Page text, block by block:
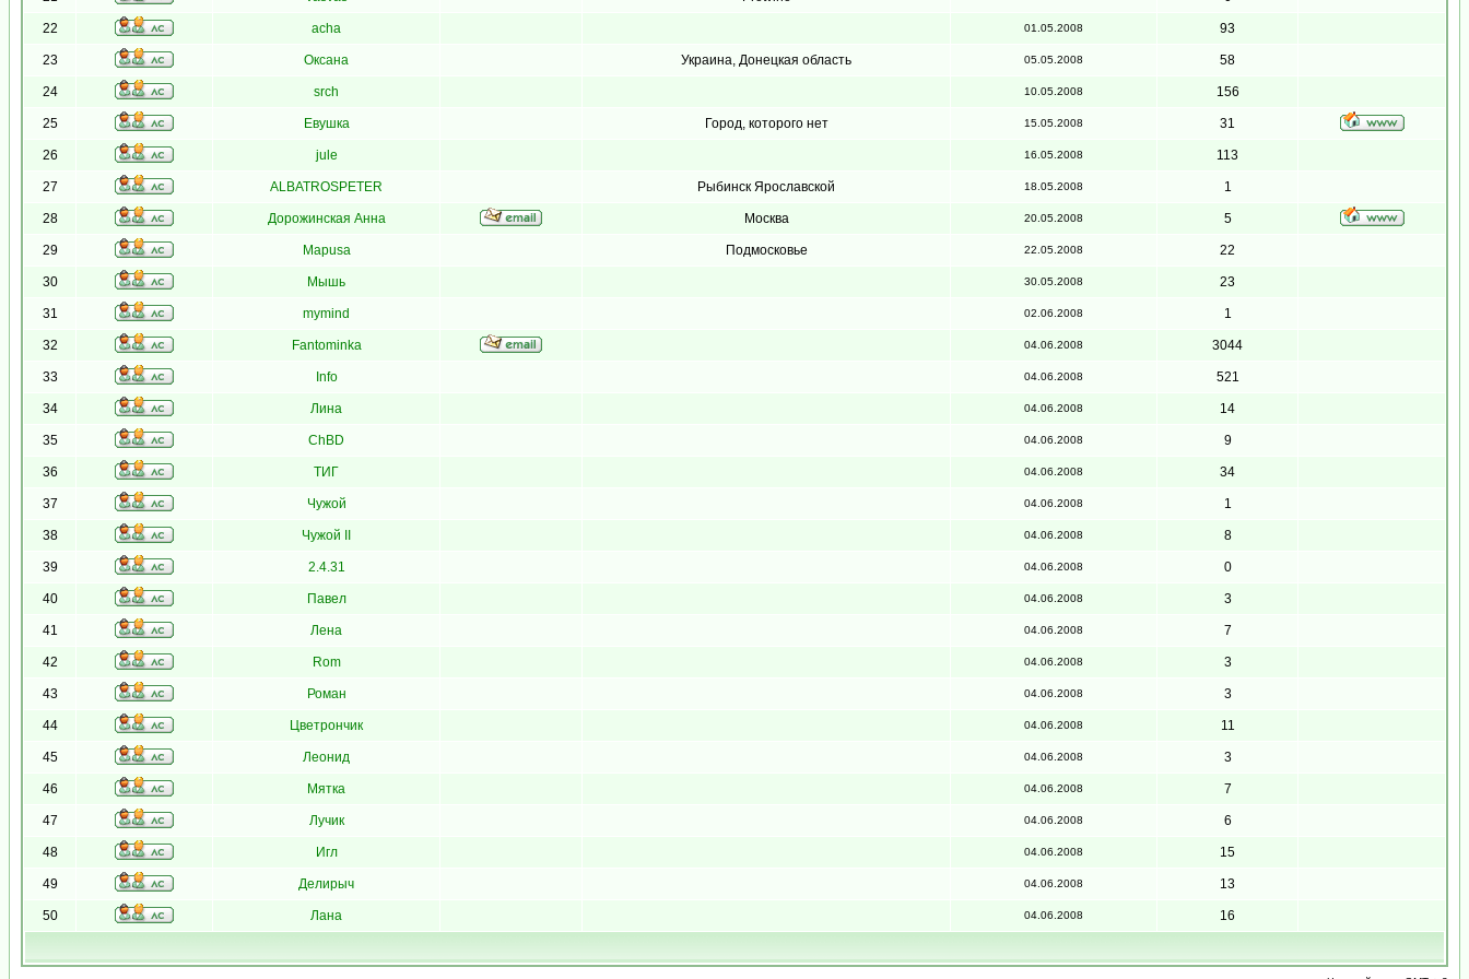
22 acha 01.05.2008 93
23 Оксана Украина, Донецкая область 05.05.2008 58
24 srch 10.05.2008 156
25 Евушка Город, которого нет 15.05.2008 31
26 jule 16.05.2008 113
27 ALBATROSPETER Рыбинск Ярославской 18.05.2008 1
28 Дорожинская Анна Москва 20.05.2008 5
29 Mapusa Подмосковье 22.05.2008 22
30 Мышь 30.05.2008 23
31 mymind 02.06.2008 1
32 Fantominka 04.06.2008 3044
33 Info 04.06.2008 521
34 Лина 04.06.2008 14
35 ChBD 04.06.2008 9
36 ТИГ 04.06.2008 34
37 Чужой 04.06.2008 1
38 Чужой II 04.06.2008 8
39 2.4.31 04.06.2008 0
40 Павел 04.06.2008 3
41 Лена 04.06.2008 7
42 Rom 04.06.2008 3
43 Роман 04.06.2008 3
44 Цветрончик 04.06.2008 11
45 Леонид 04.06.2008 3
46 Мятка 04.06.2008 7
47 Лучик 04.06.2008 6
48 Игл 04.06.2008 15
49 Делирыч 04.06.2008 13
50 Лана 04.06.2008 16